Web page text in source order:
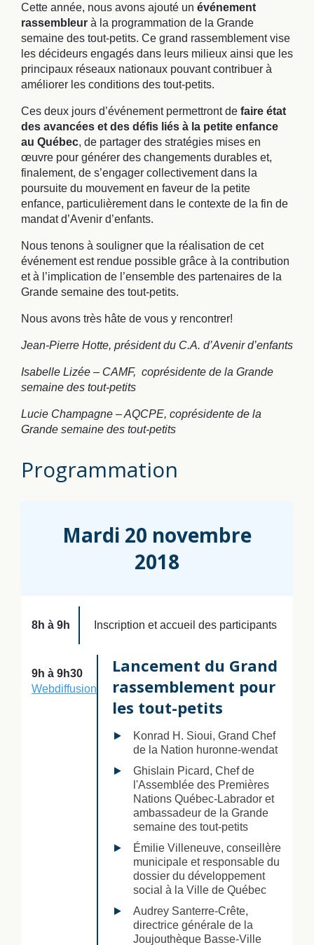
Cette année, nous avons ajouté un événement
rassembleur à la programmation de la Grande
semaine des tout-petits. Ce grand rassemblement vise
les décideurs engagés dans leurs milieux ainsi que les
principaux réseaux nationaux pouvant contribuer à
améliorer les conditions des tout-petits.
Ces deux jours d’événement permettront de faire état
des avancées et des défis liés à la petite enfance
au Québec, de partager des stratégies mises en
œuvre pour générer des changements durables et,
finalement, de s’engager collectivement dans la
poursuite du mouvement en faveur de la petite
enfance, particulièrement dans le contexte de la fin de
mandat d’Avenir d’enfants.
Nous tenons à souligner que la réalisation de cet
événement est rendue possible grâce à la contribution
et à l’implication de l’ensemble des partenaires de la
Grande semaine des tout-petits.
Nous avons très hâte de vous y rencontrer!
Jean-Pierre Hotte, président du C.A. d’Avenir d’enfants
Isabelle Lizée – CAMF, coprésidente de la Grande
semaine des tout-petits
Lucie Champagne – AQCPE, coprésidente de la
Grande semaine des tout-petits
Programmation
Mardi 20 novembre
2018
8h à 9h Inscription et accueil des participants
9h à 9h30
Webdiffusion
Lancement du Grand
rassemblement pour
les tout-petits
Konrad H. Sioui, Grand Chef
de la Nation huronne-wendat
Ghislain Picard, Chef de
l'Assemblée des Premières
Nations Québec-Labrador et
ambassadeur de la Grande
semaine des tout-petits
Émilie Villeneuve, conseillère
municipale et responsable du
dossier du développement
social à la Ville de Québec
Audrey Santerre-Crête,
directrice générale de la
Joujouthèque Basse-Ville